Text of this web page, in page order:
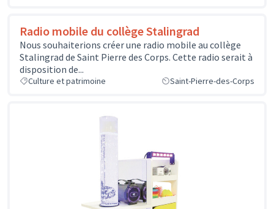
Radio mobile du collège Stalingrad
Nous souhaiterions créer une radio mobile au collège
Stalingrad de Saint Pierre des Corps. Cette radio serait à
disposition de...
Culture et patrimoine Saint-Pierre-des-Corps